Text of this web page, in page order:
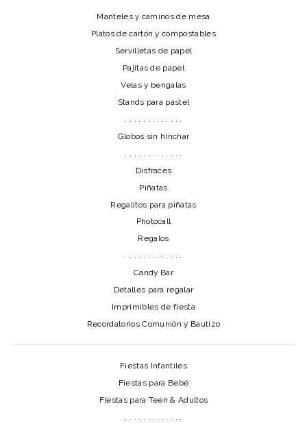
Manteles y caminos de mesa
Platos de cartón y compostables
Servilletas de papel
Pajitas de papel
Velas y bengalas
Stands para pastel
Globos sin hinchar
Disfraces
Piñatas
Regalitos para piñatas
Photocall
Regalos
. . . . . . . . . . . . .
Candy Bar
Detalles para regalar
Imprimibles de fiesta
Recordatorios Comunión y Bautizo
Fiestas Infantiles
Fiestas para Bebé
Fiestas para Teen & Adultos
. . . . . . . . . . . . .